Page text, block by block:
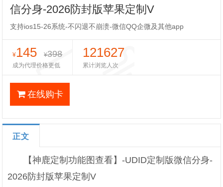
信分身-2026防封版苹果定制V
支持ios15-26系统-不闪退不崩溃-微信QQ企微及其他app
¥145 ¥398
成为代理价格更低
121627
累计浏览人次
在线购卡
正文
【神鹿定制功能图查看】-UDID定制版微信分身-
2026防封版苹果定制V